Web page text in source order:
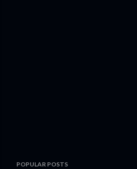
POPULAR POSTS